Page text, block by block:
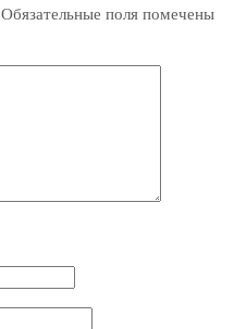
Обязательные поля помечены